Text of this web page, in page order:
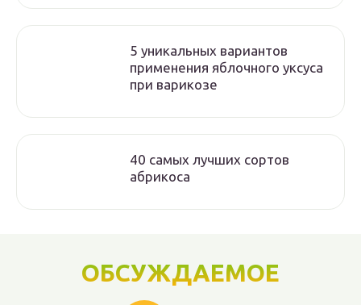
5 уникальных вариантов
применения яблочного уксуса
при варикозе
40 самых лучших сортов
абрикоса
ОБСУЖДАЕМОЕ